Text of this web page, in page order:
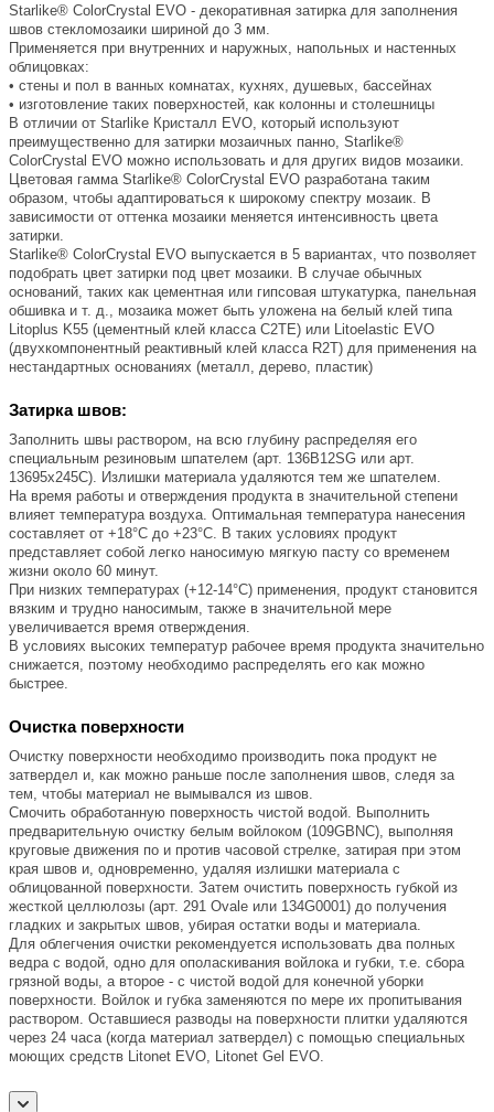
Starlike® ColorCrystal EVO - декоративная затирка для заполнения
швов стекломозаики шириной до 3 мм.
Применяется при внутренних и наружных, напольных и настенных
облицовках:
• стены и пол в ванных комнатах, кухнях, душевых, бассейнах
• изготовление таких поверхностей, как колонны и столешницы
В отличии от Starlike Кристалл EVO, который используют
преимущественно для затирки мозаичных панно, Starlike®
ColorCrystal EVO можно использовать и для других видов мозаики.
Цветовая гамма Starlike® ColorCrystal EVO разработана таким
образом, чтобы адаптироваться к широкому спектру мозаик. В
зависимости от оттенка мозаики меняется интенсивность цвета
затирки.
Starlike® ColorCrystal EVO выпускается в 5 вариантах, что позволяет
подобрать цвет затирки под цвет мозаики. В случае обычных
оснований, таких как цементная или гипсовая штукатурка, панельная
обшивка и т. д., мозаика может быть уложена на белый клей типа
Litoplus K55 (цементный клей класса C2TE) или Litoelastic EVO
(двухкомпонентный реактивный клей класса R2T) для применения на
нестандартных основаниях (металл, дерево, пластик)
Затирка швов:
Заполнить швы раствором, на всю глубину распределяя его
специальным резиновым шпателем (арт. 136В12SG или арт.
13695х245С). Излишки материала удаляются тем же шпателем.
На время работы и отверждения продукта в значительной степени
влияет температура воздуха. Оптимальная температура нанесения
составляет от +18°C до +23°C. В таких условиях продукт
представляет собой легко наносимую мягкую пасту со временем
жизни около 60 минут.
При низких температурах (+12-14°C) применения, продукт становится
вязким и трудно наносимым, также в значительной мере
увеличивается время отверждения.
В условиях высоких температур рабочее время продукта значительно
снижается, поэтому необходимо распределять его как можно
быстрее.
Очистка поверхности
Очистку поверхности необходимо производить пока продукт не
затвердел и, как можно раньше после заполнения швов, следя за
тем, чтобы материал не вымывался из швов.
Смочить обработанную поверхность чистой водой. Выполнить
предварительную очистку белым войлоком (109GBNC), выполняя
круговые движения по и против часовой стрелке, затирая при этом
края швов и, одновременно, удаляя излишки материала с
облицованной поверхности. Затем очистить поверхность губкой из
жесткой целлюлозы (арт. 291 Ovale или 134G0001) до получения
гладких и закрытых швов, убирая остатки воды и материала.
Для облегчения очистки рекомендуется использовать два полных
ведра с водой, одно для ополаскивания войлока и губки, т.е. сбора
грязной воды, а второе - с чистой водой для конечной уборки
поверхности. Войлок и губка заменяются по мере их пропитывания
раствором. Оставшиеся разводы на поверхности плитки удаляются
через 24 часа (когда материал затвердел) с помощью специальных
моющих средств Litonet EVO, Litonet Gel EVO.